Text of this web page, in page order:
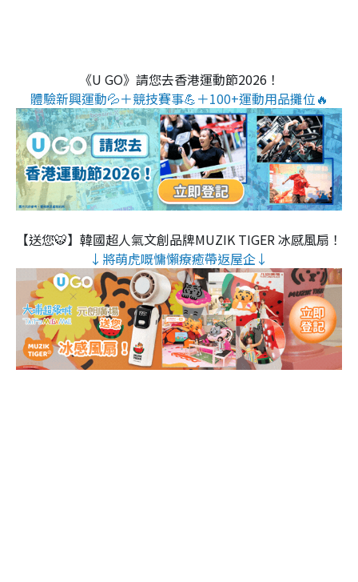
《U GO》請您去香港運動節2026！
體驗新興運動💦＋競技賽事💪＋100+運動用品攤位🔥
【送您🐯】韓國超人氣文創品牌MUZIK TIGER 冰感風扇！
↓將萌虎嘅慵懶療癒帶返屋企↓